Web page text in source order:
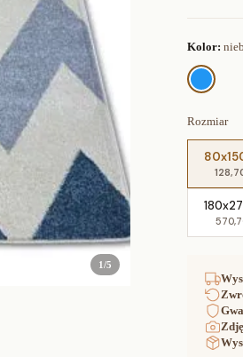
1/5
Kolor:
Rozmiar